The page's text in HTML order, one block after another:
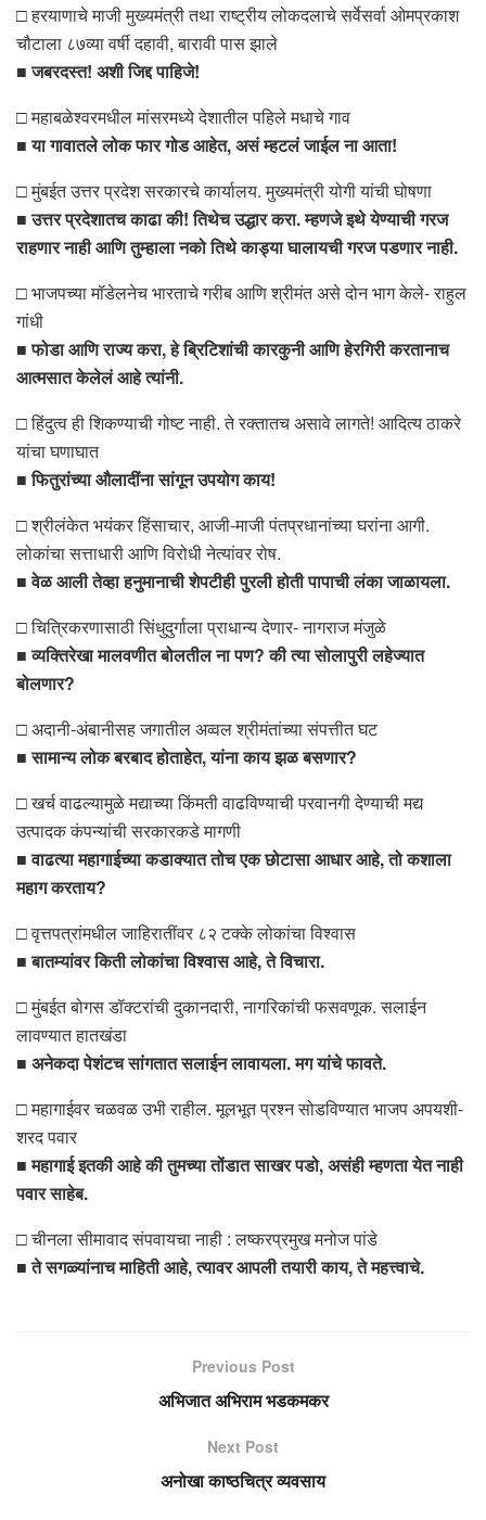
□ हरयाणाचे माजी मुख्यमंत्री तथा राष्ट्रीय लोकदलाचे सर्वेसर्वा ओमप्रकाश
चौटाला ८७व्या वर्षी दहावी, बारावी पास झाले
■ जबरदस्त! अशी जिद्द पाहिजे!
□ महाबळेश्वरमधील मांसरमध्ये देशातील पहिले मधाचे गाव
■ या गावातले लोक फार गोड आहेत, असं म्हटलं जाईल ना आता!
□ मुंबईत उत्तर प्रदेश सरकारचे कार्यालय. मुख्यमंत्री योगी यांची घोषणा
■ उत्तर प्रदेशातच काढा की! तिथेच उद्धार करा. म्हणजे इथे येण्याची गरज
राहणार नाही आणि तुम्हाला नको तिथे काड्या घालायची गरज पडणार नाही.
□ भाजपच्या मॉडेलनेच भारताचे गरीब आणि श्रीमंत असे दोन भाग केले- राहुल
गांधी
■ फोडा आणि राज्य करा, हे ब्रिटिशांची कारकुनी आणि हेरगिरी करतानाच
आत्मसात केलेलं आहे त्यांनी.
□ हिंदुत्व ही शिकण्याची गोष्ट नाही. ते रक्तातच असावे लागते! आदित्य ठाकरे
यांचा घणाघात
■ फितुरांच्या औलादींना सांगून उपयोग काय!
□ श्रीलंकेत भयंकर हिंसाचार, आजी-माजी पंतप्रधानांच्या घरांना आगी.
लोकांचा सत्ताधारी आणि विरोधी नेत्यांवर रोष.
■ वेळ आली तेव्हा हनुमानाची शेपटीही पुरली होती पापाची लंका जाळायला.
□ चित्रिकरणासाठी सिंधुदुर्गाला प्राधान्य देणार- नागराज मंजुळे
■ व्यक्तिरेखा मालवणीत बोलतील ना पण? की त्या सोलापुरी लहेज्यात
बोलणार?
□ अदानी-अंबानीसह जगातील अव्वल श्रीमंतांच्या संपत्तीत घट
■ सामान्य लोक बरबाद होताहेत, यांना काय झळ बसणार?
□ खर्च वाढल्यामुळे मद्याच्या किंमती वाढविण्याची परवानगी देण्याची मद्य
उत्पादक कंपन्यांची सरकारकडे मागणी
■ वाढत्या महागाईच्या कडाक्यात तोच एक छोटासा आधार आहे, तो कशाला
महाग करताय?
□ वृत्तपत्रांमधील जाहिरातींवर ८२ टक्के लोकांचा विश्वास
■ बातम्यांवर किती लोकांचा विश्वास आहे, ते विचारा.
□ मुंबईत बोगस डॉक्टरांची दुकानदारी, नागरिकांची फसवणूक. सलाईन
लावण्यात हातखंडा
■ अनेकदा पेशंटच सांगतात सलाईन लावायला. मग यांचे फावते.
□ महागाईवर चळवळ उभी राहील. मूलभूत प्रश्न सोडविण्यात भाजप अपयशी-
शरद पवार
■ महागाई इतकी आहे की तुमच्या तोंडात साखर पडो, असंही म्हणता येत नाही
पवार साहेब.
□ चीनला सीमावाद संपवायचा नाही : लष्करप्रमुख मनोज पांडे
■ ते सगळ्यांनाच माहिती आहे, त्यावर आपली तयारी काय, ते महत्त्वाचे.
Previous Post
अभिजात अभिराम भडकमकर
Next Post
अनोखा काष्ठचित्र व्यवसाय